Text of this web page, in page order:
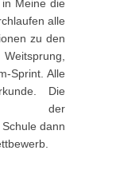
Meine die
alle
zu den
Sprint. Alle
Die
der
dann